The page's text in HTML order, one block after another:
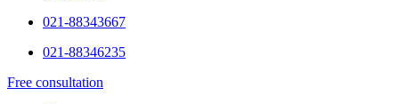
021-88343667
021-88346235
Free consultation